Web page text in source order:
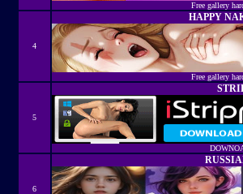
Free gallery
4
HAPPY
Free gallery
5
6